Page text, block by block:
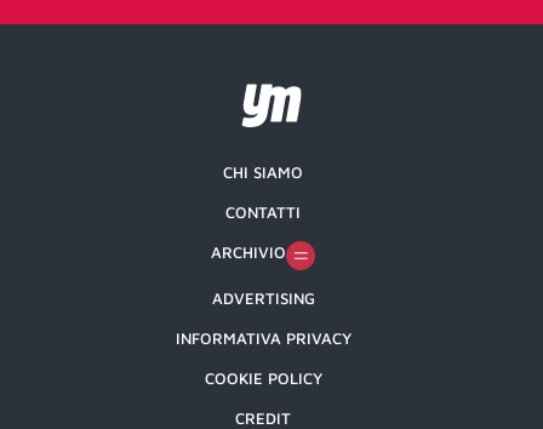
CHI SIAMO
CONTATTI
ARCHIVIO
ADVERTISING
INFORMATIVA PRIVACY
COOKIE POLICY
CREDIT